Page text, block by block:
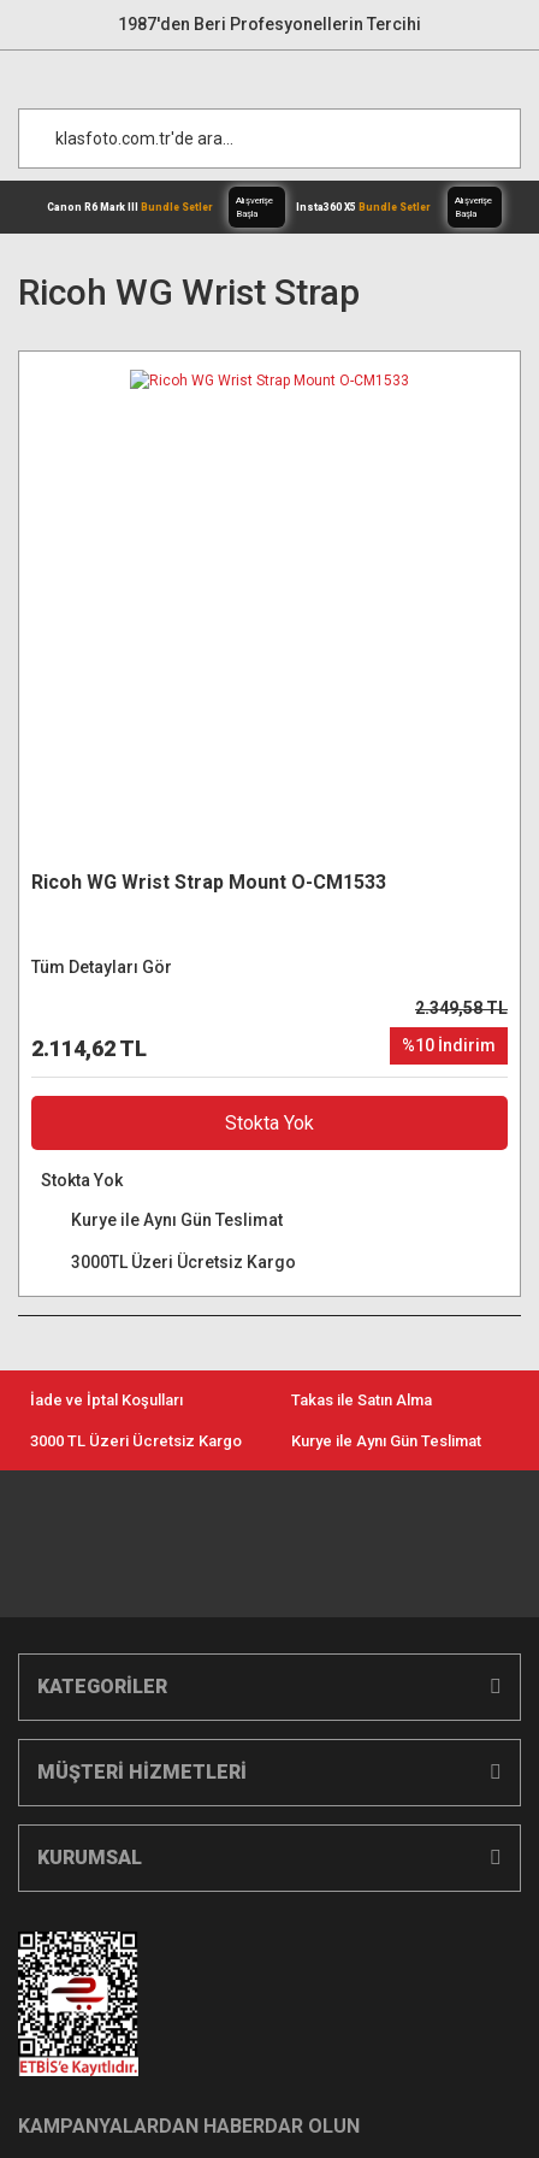
1987'den Beri Profesyonellerin Tercihi
Başla
Ricoh WG Wrist Strap
Ricoh WG Wrist Strap Mount O-CM1533
Tüm Detayları Gör
2.114,62 TL
2.349,58 TL
%10 İndirim
Stokta Yok
Stokta Yok
Kurye ile Aynı Gün Teslimat
3000TL Üzeri Ücretsiz Kargo
İade ve İptal Koşulları Takas ile Satın Alma
3000 TL Üzeri Ücretsiz Kargo Kurye ile Aynı Gün Teslimat
KATEGORİLER
MÜŞTERİ HİZMETLERİ
KURUMSAL
KAMPANYALARDAN HABERDAR OLUN